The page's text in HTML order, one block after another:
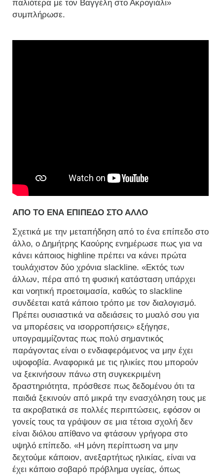
παλιότερα με τον Βαγγέλη στο Ακρογιάλι»
συμπλήρωσε.
ΑΠΟ ΤΟ ΕΝΑ ΕΠΙΠΕΔΟ ΣΤΟ ΑΛΛΟ
Σχετικά με την μεταπήδηση από το ένα επίπεδο στο
άλλο, ο Δημήτρης Καούρης ενημέρωσε πως για να
κάνει κάποιος highline πρέπει να κάνει πρώτα
τουλάχιστον δύο χρόνια slackline. «Εκτός των
άλλων, πέρα από τη φυσική κατάσταση υπάρχει
και νοητική προετοιμασία, καθώς το slackline
συνδέεται κατά κάποιο τρόπο με τον διαλογισμό.
Πρέπει ουσιαστικά να αδειάσεις το μυαλό σου για
να μπορέσεις να ισορροπήσεις» εξήγησε,
υπογραμμίζοντας πως πολύ σημαντικός
παράγοντας είναι ο ενδιαφερόμενος να μην έχει
υψοφοβία. Αναφορικά με τις ηλικίες που μπορούν
να ξεκινήσουν πάνω στη συγκεκριμένη
δραστηριότητα, πρόσθεσε πως δεδομένου ότι τα
παιδιά ξεκινούν από μικρά την ενασχόληση τους με
τα ακροβατικά σε πολλές περιπτώσεις, εφόσον οι
γονείς τους τα γράψουν σε μια τέτοια σχολή δεν
είναι διόλου απίθανο να φτάσουν γρήγορα στο
υψηλό επίπεδο. «Η μόνη περίπτωση να μην
δεχτούμε κάποιον, ανεξαρτήτως ηλικίας, είναι να
έχει κάποιο σοβαρό πρόβλημα υγείας, όπως